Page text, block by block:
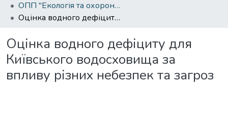
ОПП "Екологія та охорона навколишнього середовища"
Оцінка водного дефіциту для Київського водосховища за впливу різних небезпек та загроз
Оцінка водного дефіциту для
Київського водосховища за
впливу різних небезпек та загроз